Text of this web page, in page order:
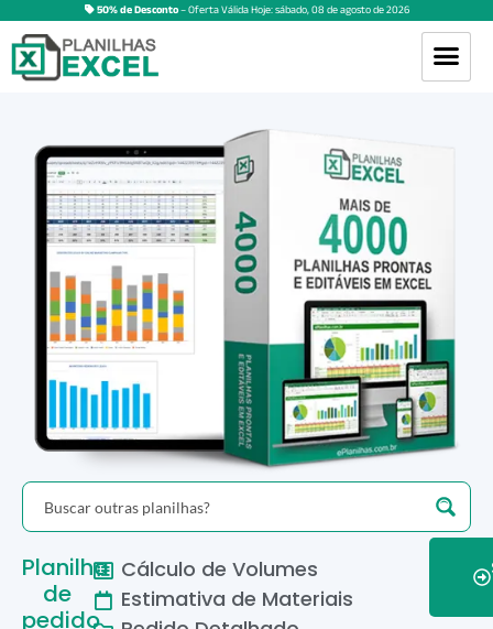
50% de Desconto– Oferta Válida Hoje:sábado,08 deagostode2026
Planilha
de
pedido
Cálculo de Volumes
Estimativa de Materiais